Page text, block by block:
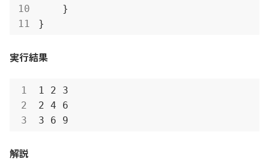
    }
}
実行結果
1 2 3
2 4 6
3 6 9
解説